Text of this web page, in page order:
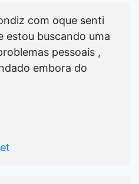
com oque senti
estou buscando uma
pessoais ,
embora do